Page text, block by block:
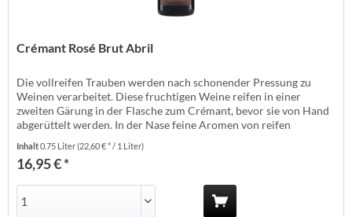
Crémant Rosé Brut Abril
Die vollreifen Trauben werden nach schonender Pressung zu
Weinen verarbeitet. Diese fruchtigen Weine reifen in einer
zweiten Gärung in der Flasche zum Crémant, bevor sie von Hand
abgerüttelt werden. In der Nase feine Aromen von reifen
feingliedriges Spiel. Sehr präsent mit einem Hauch Cassis und
rotem Deliciousapfel....
Inhalt0.75 Liter(22,60 € * / 1 Liter)
16,95 € *